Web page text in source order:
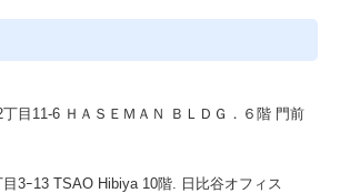
目11-6 ＨＡＳＥＭＡＮ ＢＬＤＧ．６階 門前
3ｰ13 TSAO Hibiya 10階. 日比谷オフィス